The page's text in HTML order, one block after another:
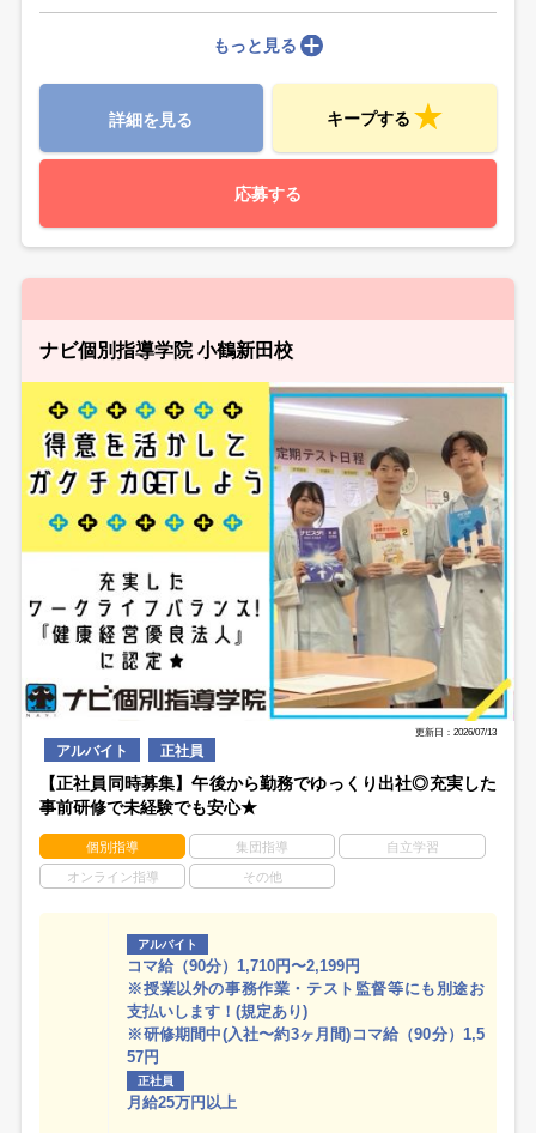
もっと見る
詳細を見る キープする
応募する
ナビ個別指導学院 小鶴新田校
更新日：2026/07/13
アルバイト 正社員
【正社員同時募集】午後から勤務でゆっくり出社◎充実した
事前研修で未経験でも安心★
個別指導 集団指導 自立学習
オンライン指導 その他
アルバイト
コマ給（90分）1,710円〜2,199円
※授業以外の事務作業・テスト監督等にも別途お
支払いします！(規定あり)
※研修期間中(入社〜約3ヶ月間)コマ給（90分）1,5
57円
正社員
月給25万円以上